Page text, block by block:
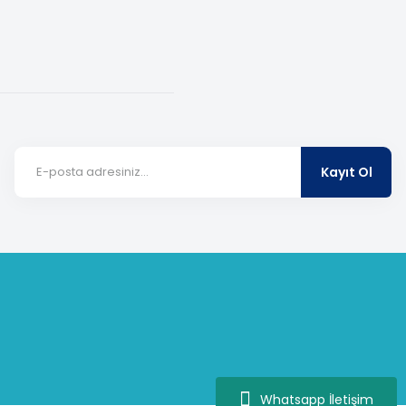
Whatsapp İletişim
Kayıt Ol